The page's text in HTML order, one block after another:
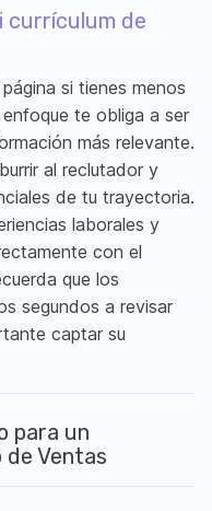
currículum de
si tienes menos
te obliga a ser
más relevante.
al reclutador y
de tu trayectoria.
laborales y
con el
que los
segundos a revisar
captar su
para un
Ventas